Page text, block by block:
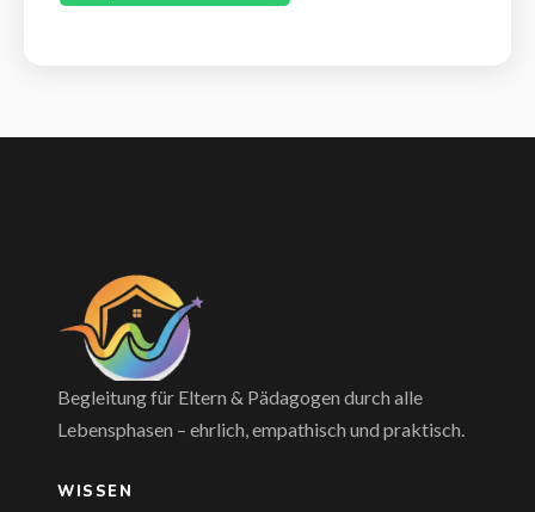
Begleitung für Eltern & Pädagogen durch alle
Lebensphasen – ehrlich, empathisch und praktisch.
WISSEN